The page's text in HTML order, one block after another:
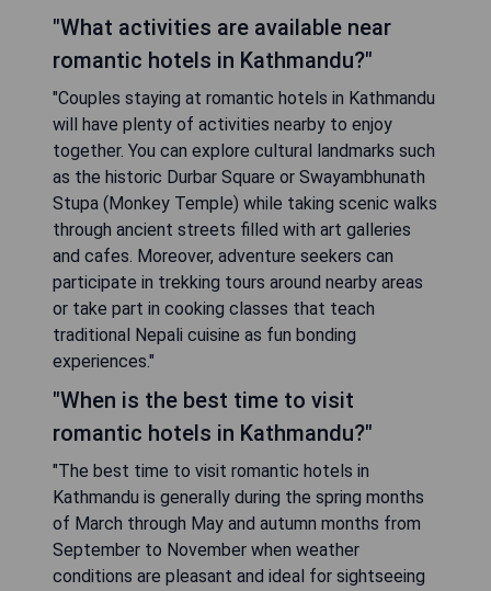
"What activities are available near
romantic hotels in Kathmandu?"
"Couples staying at romantic hotels in Kathmandu
will have plenty of activities nearby to enjoy
together. You can explore cultural landmarks such
as the historic Durbar Square or Swayambhunath
Stupa (Monkey Temple) while taking scenic walks
through ancient streets filled with art galleries
and cafes. Moreover, adventure seekers can
participate in trekking tours around nearby areas
or take part in cooking classes that teach
traditional Nepali cuisine as fun bonding
experiences."
"When is the best time to visit
romantic hotels in Kathmandu?"
"The best time to visit romantic hotels in
Kathmandu is generally during the spring months
of March through May and autumn months from
September to November when weather
conditions are pleasant and ideal for sightseeing